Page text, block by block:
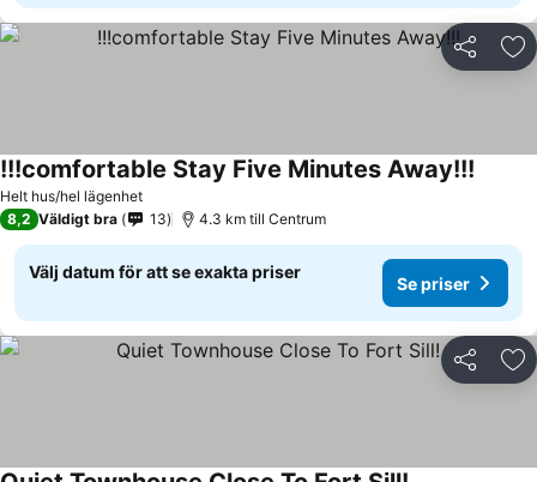
Dela
Helt hus/hel lägenhet
!!!comfortable Stay Five Minutes Away!!!
8,2 Väldigt bra 13 4.3 km till Centrum
Välj datum för att se exakta priser
Se priser
Dela